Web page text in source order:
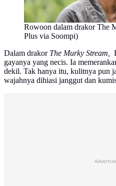
Rowoon dalam drakor The
Plus via Soompi)
Dalam drakor The Murky Stream,
gayanya yang necis. Ia
dekil. Tak hanya itu, kulitnya pun
wajahnya dihiasi janggut dan